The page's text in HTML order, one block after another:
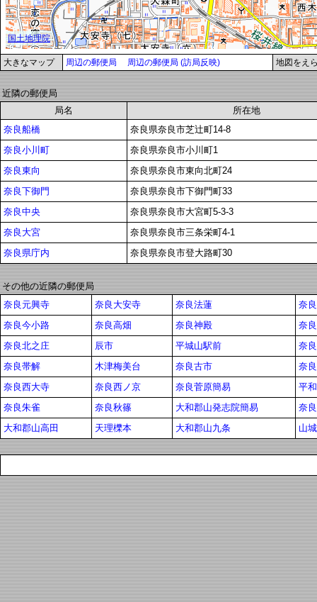
大きなマップ 周辺の郵便局 周辺の郵便局 (訪局反映) 地図をえ
近隣の郵便局
局名
所在地
奈良船橋
奈良県奈良市芝辻町14-8
奈良小川町
奈良県奈良市小川町1
奈良東向
奈良県奈良市東向北町24
奈良下御門
奈良県奈良市下御門町33
奈良中央
奈良県奈良市大宮町5-3-3
奈良大宮
奈良県奈良市三条栄町4-1
奈良県庁内
奈良県奈良市登大路町30
その他の近隣の郵便局
奈良元興寺
奈良大安寺 奈良法蓮
奈
奈良今小路
奈良高畑 奈良神殿
奈
奈良北之庄
辰市 平城山駅前
奈
奈良帯解
木津梅美台 奈良古市
奈
奈良西大寺
奈良西ノ京 奈良菅原簡易
平
奈良朱雀
奈良秋篠 大和郡山発志院簡易
奈
大和郡山高田
天理櫟本 大和郡山九条 山